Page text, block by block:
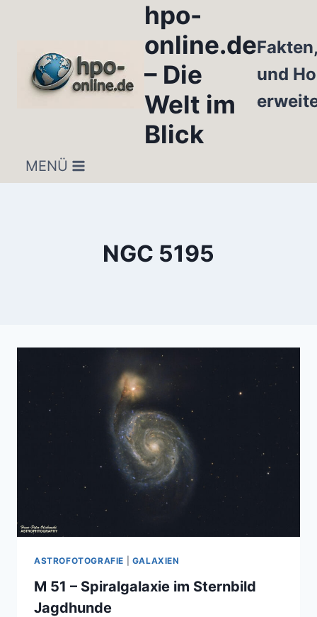
hpo-
online.de
– Die
Welt im
Blick
und
MENÜ
NGC 5195
ASTROFOTOGRAFIE GALAXIEN
M 51 – Spiralgalaxie im Sternbild
Jagdhunde